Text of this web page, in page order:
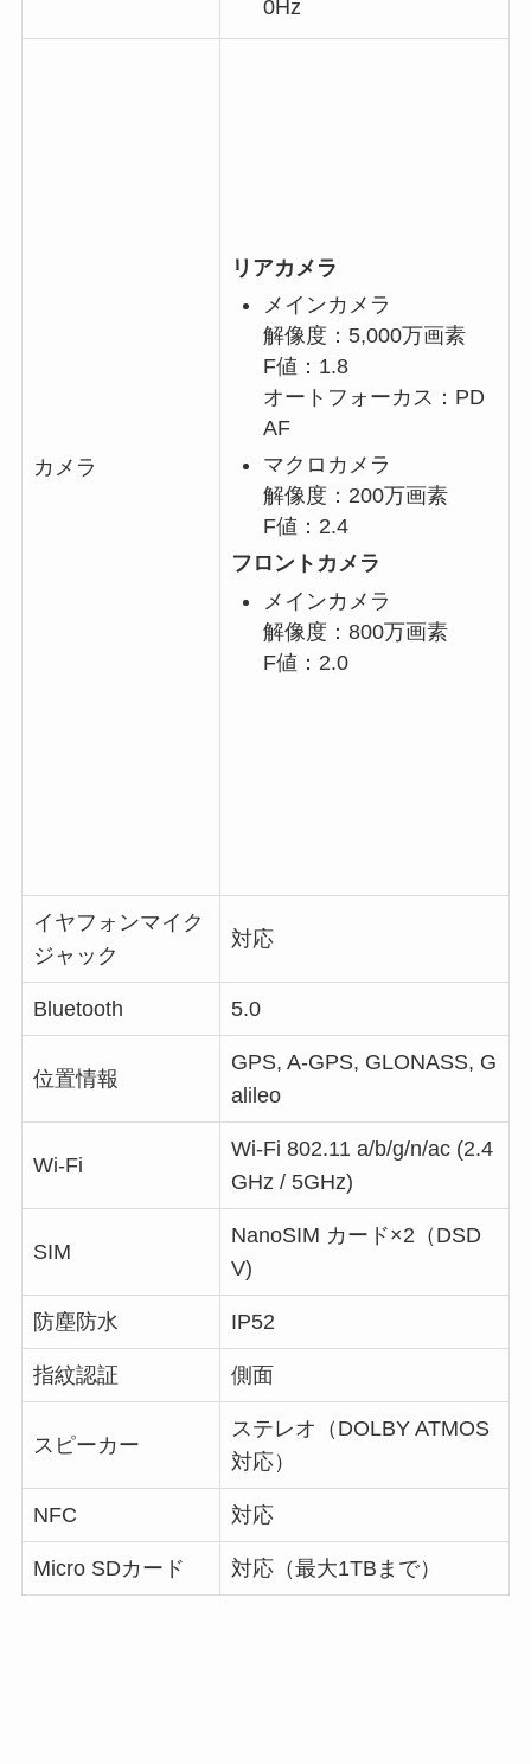
0Hz
カメラ
リアカメラ
メインカメラ
解像度：5,000万画素
F値：1.8
オートフォーカス：PD
AF
マクロカメラ
解像度：200万画素
F値：2.4
フロントカメラ
メインカメラ
解像度：800万画素
F値：2.0
イヤフォンマイク
ジャック
対応
Bluetooth 5.0
位置情報
GPS, A-GPS, GLONASS, G
alileo
Wi-Fi
Wi-Fi 802.11 a/b/g/n/ac (2.4
GHz / 5GHz)
SIM
NanoSIM カード×2（DSD
V)
防塵防水 IP52
指紋認証 側面
スピーカー
ステレオ（DOLBY ATMOS
対応）
NFC 対応
Micro SDカード 対応（最大1TBまで）